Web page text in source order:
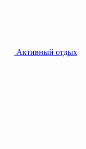
Активный отдых